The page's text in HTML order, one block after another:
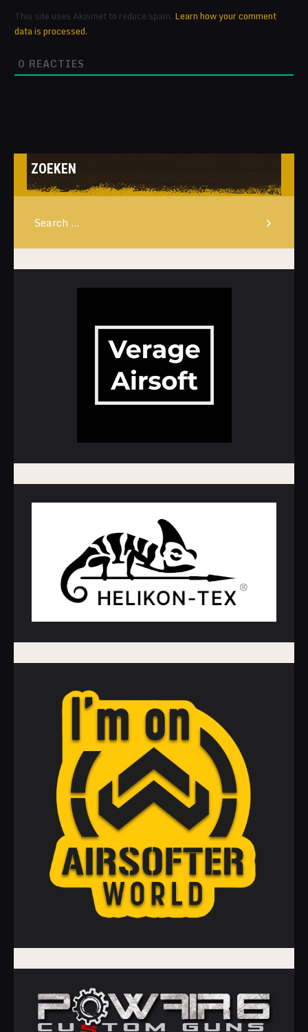
This site uses Akismet to reduce spam. Learn how your comment
data is processed.
0 REACTIES
ZOEKEN